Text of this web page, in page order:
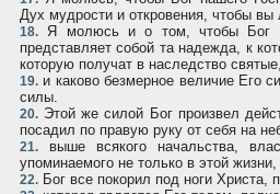
Дух мудрости и откровения, чтобы вы
18. Я молюсь и о том, чтобы Бог
представляет собой та надежда, к
которую получат в наследство святые,
19. и каково безмерное величие Его
силы.
20. Этой же силой Бог произвел
посадил по правую руку от себя на
21. выше всякого начальства,
упоминаемого не только в этой
22. Бог все покорил под ноги Христа,